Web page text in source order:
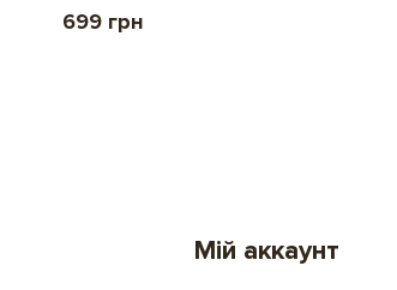
699 грн
Мій аккаунт